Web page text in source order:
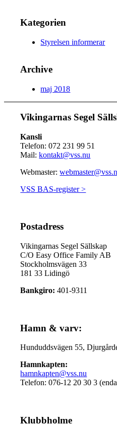
Kategorien
Styrelsen informerar
Archive
maj 2018
Vikingarnas Segel
Kansli
Telefon: 072 231 99 51
Mail:kontakt@vss.nu
Webmaster:
VSS BAS-register >
Postadress
Vikingarnas Segel Sällskap
C/O Easy Office Family AB
Stockholmsvägen 33
181 33 Lidingö
Bankgiro:401-9311
Hamn & varv:
Hunduddsvägen 55,
Hamnkapten:
hamnkapten@vss.nu
Telefon: 076-12 20 30 3
Klubbholme